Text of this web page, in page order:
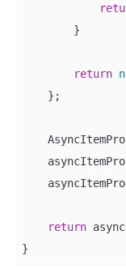
        }
return
    };
return
}